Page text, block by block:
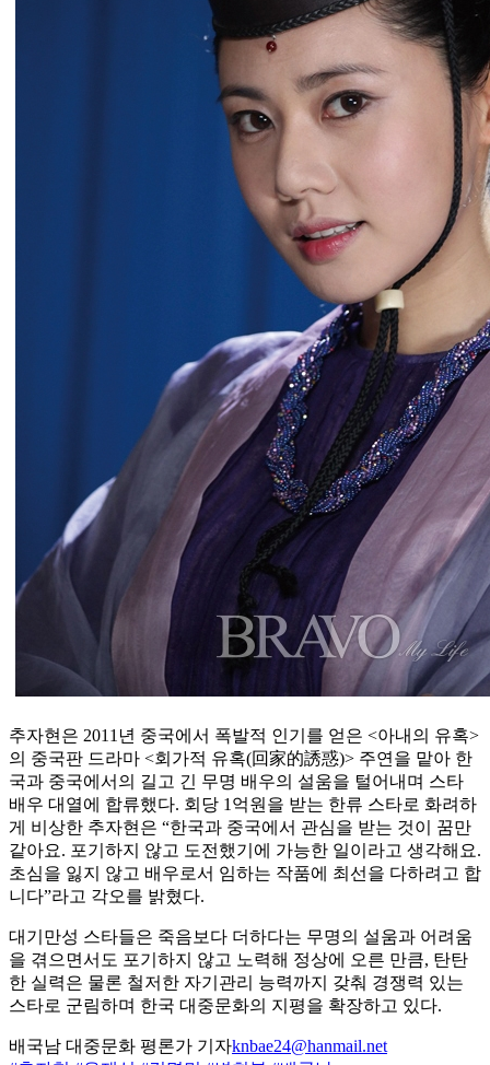
추자현은 2011년 중국에서 폭발적 인기를 얻은 <아내의 유혹>
의 중국판 드라마 <회가적 유혹(回家的誘惑)> 주연을 맡아 한
국과 중국에서의 길고 긴 무명 배우의 설움을 털어내며 스타
배우 대열에 합류했다. 회당 1억원을 받는 한류 스타로 화려하
게 비상한 추자현은 “한국과 중국에서 관심을 받는 것이 꿈만
같아요. 포기하지 않고 도전했기에 가능한 일이라고 생각해요.
초심을 잃지 않고 배우로서 임하는 작품에 최선을 다하려고 합
니다”라고 각오를 밝혔다.
대기만성 스타들은 죽음보다 더하다는 무명의 설움과 어려움
을 겪으면서도 포기하지 않고 노력해 정상에 오른 만큼, 탄탄
한 실력은 물론 철저한 자기관리 능력까지 갖춰 경쟁력 있는
스타로 군림하며 한국 대중문화의 지평을 확장하고 있다.
배국남 대중문화 평론가 기자knbae24@hanmail.net